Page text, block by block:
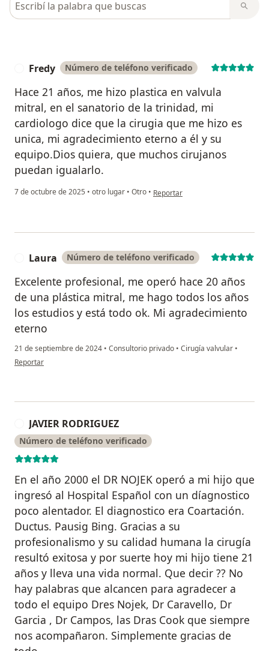
Fredy Número de teléfono verificado
Hace 21 años, me hizo plastica en valvula
mitral, en el sanatorio de la trinidad, mi
cardiologo dice que la cirugia que me hizo es
unica, mi agradecimiento eterno a él y su
equipo.Dios quiera, que muchos cirujanos
puedan igualarlo.
7 de octubre de 2025 • otro lugar • Otro • en opinión del usuario Fredy
Reportar
Laura Número de teléfono verificado
Excelente profesional, me operó hace 20 años
de una plástica mitral, me hago todos los años
los estudios y está todo ok. Mi agradecimiento
eterno
21 de septiembre de 2024 • Consultorio privado • Cirugía valvular •
en opinión del usuario Laura
Reportar
JAVIER RODRIGUEZ
Número de teléfono verificado
En el año 2000 el DR NOJEK operó a mi hijo que
ingresó al Hospital Español con un díagnostico
poco alentador. El diagnostico era Coartación.
Ductus. Pausig Bing. Gracias a su
profesionalismo y su calidad humana la cirugía
resultó exitosa y por suerte hoy mi hijo tiene 21
años y lleva una vida normal. Que decir ?? No
hay palabras que alcancen para agradecer a
todo el equipo Dres Nojek, Dr Caravello, Dr
Garcia , Dr Campos, las Dras Cook que siempre
nos acompañaron. Simplemente gracias de